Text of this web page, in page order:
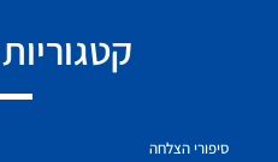
סיפורי הצלחה